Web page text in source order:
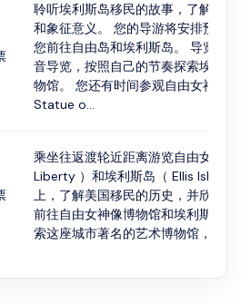
聆听埃利斯岛移民的故事，了解自
和象征意义。 您的导游将安排预订
您前往自由岛和埃利斯岛。 导览游
音导览，按照自己的节奏探索埃利
物馆。 您还有时间参观自由女神像
Statue o...
乘坐往返渡轮近距离游览自由女神
Liberty ）和埃利斯岛（ Ellis Island
上，了解美国移民的历史，并欣赏
前往自由女神像博物馆和埃利斯岛
索这座城市著名的艺术博物馆，乘坐